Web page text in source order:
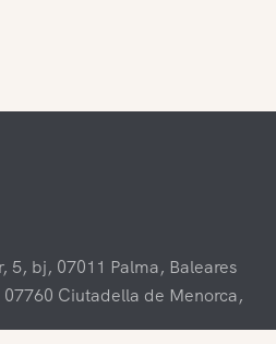
5, bj, 07011 Palma, Baleares
Ciutadella de Menorca,